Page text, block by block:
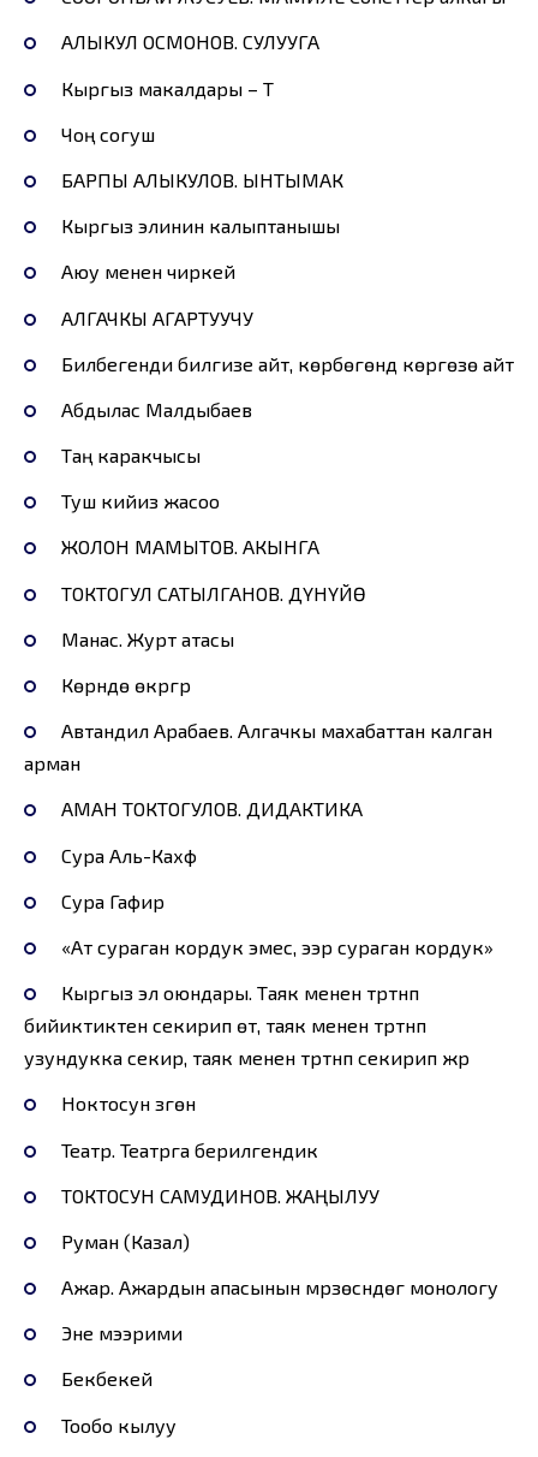
АЛЫКУЛ ОСМОНОВ. СУЛУУГА
Кыргыз макалдары – Т
Чоң согуш
БАРПЫ АЛЫКУЛОВ. ЫНТЫМАК
Кыргыз элинин калыптанышы
Аюу менен чиркей
АЛГАЧКЫ АГАРТУУЧУ
Билбегенди билгизе айт, көрбөгөндү көргөзө айт
Абдылас Малдыбаев
Таң каракчысы
Туш кийиз жасоо
ЖОЛОН МАМЫТОВ. АКЫНГА
ТОКТОГУЛ САТЫЛГАНОВ. ДҮНҮЙӨ
Манас. Журт атасы
Көрүндө өкүргүр
Автандил Арабаев. Алгачкы махабаттан калган
арман
АМАН ТОКТОГУЛОВ. ДИДАКТИКА
Сура Аль-Кахф
Сура Гафир
«Ат сураган кордук эмес, ээр сураган кордук»
Кыргыз эл оюндары. Таяк менен түртүнүп
бийиктиктен секирип өтүү, таяк менен түртүнүп
узундукка секирүү, таяк менен түртүнүп секирип жүрүү
Ноктосун үзгөн
Театр. Театрга берилгендик
ТОКТОСУН САМУДИНОВ. ЖАҢЫЛУУ
Руман (Казал)
Ажар. Ажардын апасынын мүрзөсүндөгү монологу
Эне мээрими
Бекбекей
Тообо кылуу